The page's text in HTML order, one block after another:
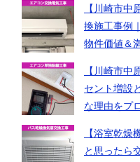
【川崎市中
換施工事例
物件価値＆
【川崎市中
セント増設
な理由をプ
【浴室乾燥
と思ったら